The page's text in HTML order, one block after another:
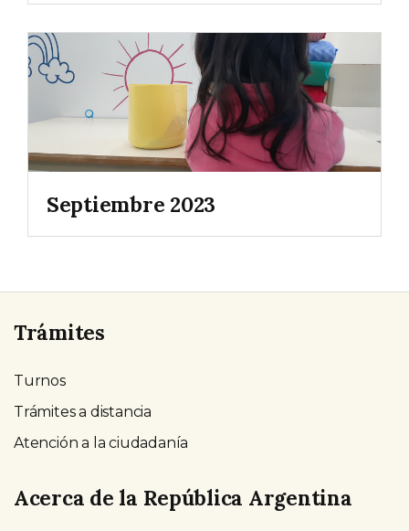
Septiembre 2023
Trámites
Turnos
Trámites a distancia
Atención a la ciudadanía
Acerca de la República Argentina